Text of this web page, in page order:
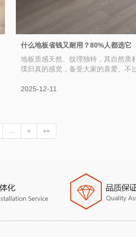
什么地板省钱又耐用？80%人都选它
地板质感天然、纹理独特，其自然质
璞归真的感觉，备受大家的喜爱。不
2025-12-11
… » »»